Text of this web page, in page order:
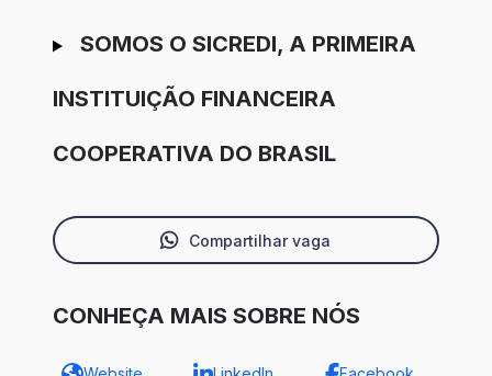
SOMOS O SICREDI, A PRIMEIRA
INSTITUIÇÃO FINANCEIRA
COOPERATIVA DO BRASIL
Compartilhar vaga
CONHEÇA MAIS SOBRE NÓS